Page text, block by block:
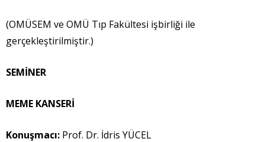
(OMÜSEM ve OMÜ Tıp Fakültesi işbirliği ile
gerçekleştirilmiştir.)
SEMİNER
MEME KANSERİ
Konuşmacı: Prof. Dr. İdris YÜCEL